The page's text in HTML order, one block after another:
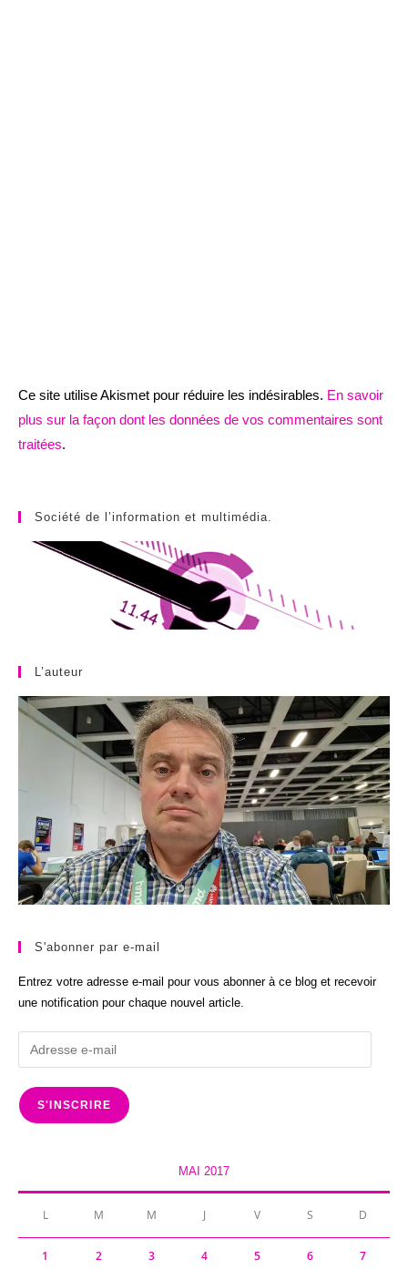
Ce site utilise Akismet pour réduire les indésirables. En savoir
plus sur la façon dont les données de vos commentaires sont
traitées.
Société de l’information et multimédia.
L’auteur
S'abonner par e-mail
Entrez votre adresse e-mail pour vous abonner à ce blog et recevoir
une notification pour chaque nouvel article.
Adresse
e-
mail
S'INSCRIRE
MAI 2017
L M M J V S D
1 2 3 4 5 6 7